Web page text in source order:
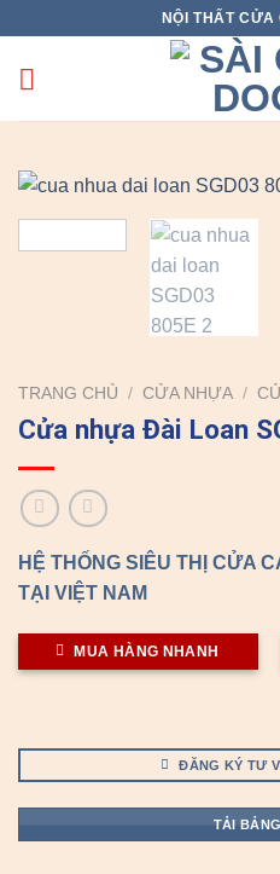
content
NỘI THẤT CỬA
TRANG CHỦ / CỬA NHỰA /
Cửa nhựa Đài Loan
HỆ THỐNG SIÊU THỊ CỬA
TẠI VIỆT NAM
MUA HÀNG NHANH
ĐĂNG KÝ TƯ
TẢI